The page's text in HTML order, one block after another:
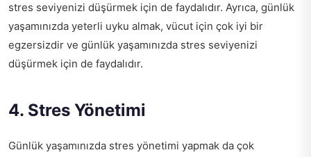
stres seviyenizi düşürmek için de faydalıdır. Ayrıca, günlük
yaşamınızda yeterli uyku almak, vücut için çok iyi bir
egzersizdir ve günlük yaşamınızda stres seviyenizi
düşürmek için de faydalıdır.
4. Stres Yönetimi
Günlük yaşamınızda stres yönetimi yapmak da çok